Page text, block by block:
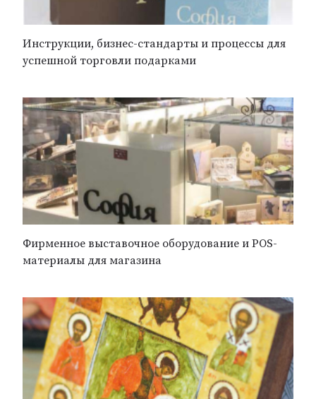
Инструкции, бизнес-стандарты и процессы для
успешной торговли подарками
Фирменное выставочное оборудование и POS-
материалы для магазина